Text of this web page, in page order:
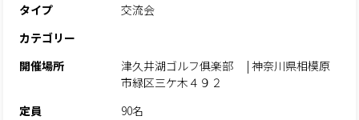
タイプ
交流会
カテゴリー
開催場所
津久井湖ゴルフ俱楽部 | 神奈川県相模原
市緑区三ケ木４９２
定員
90名